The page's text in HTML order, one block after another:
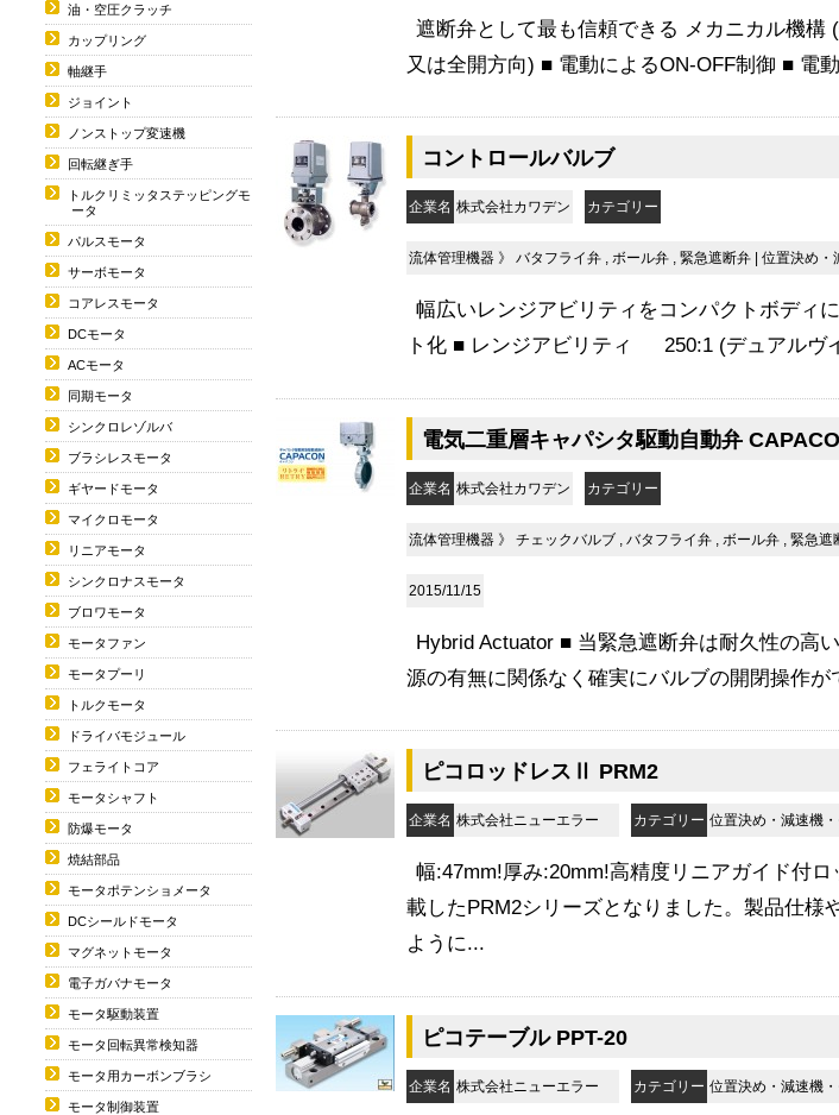
遮断弁として最も信頼できる メカニカル機
又は全開方向) ■ 電動によるON-OFF制御 ■ 電
コントロールバルブ
企業名 株式会社カワデン カテゴリー
流体管理機器 》 バタフライ弁 , ボール弁 , 緊急遮断弁 位置決め・
幅広いレンジアビリティをコンパクトボディ
ト化 ■ レンジアビリティ 250:1 (デュアル
電気二重層キャパシタ駆動自動弁
企業名 株式会社カワデン カテゴリー
流体管理機器 》 チェックバルブ バタフライ弁 ボール弁 緊急遮
2015/11/15
Hybrid Actuator ■ 当緊急遮断弁は耐久性の高
源の有無に関係なく確実にバルブの開閉操作
ピコロッドレスⅡ PRM2
企業名 株式会社ニューエラー カテゴリー 位置決め・減速機
幅:47mm!厚み:20mm!高精度リニアガイド付
載したPRM2シリーズとなりました。製品仕様
ように...
ピコテーブル PPT-20
企業名 株式会社ニューエラー カテゴリー 位置決め・減速機
油・空圧クラッチ
カップリング
軸継手
ジョイント
ノンストップ変速機
回転継ぎ手
トルクリミッタステッピングモ
ータ
パルスモータ
サーボモータ
コアレスモータ
DCモータ
ACモータ
同期モータ
シンクロレゾルバ
ブラシレスモータ
ギヤードモータ
マイクロモータ
リニアモータ
シンクロナスモータ
ブロワモータ
モータファン
モータプーリ
トルクモータ
ドライバモジュール
フェライトコア
モータシャフト
防爆モータ
焼結部品
モータポテンショメータ
DCシールドモータ
マグネットモータ
電子ガバナモータ
モータ駆動装置
モータ回転異常検知器
モータ用カーボンブラシ
モータ制御装置